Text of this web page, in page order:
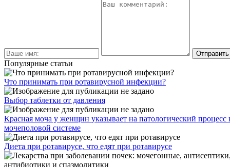
Популярные статьи
Что принимать при ротавирусной инфекции?
Выбор таблетки от давления
Красная моча у женщин указывает на патологический процесс
мочеполовой системе
Диета при ротавирусе, что едят при ротавирусе